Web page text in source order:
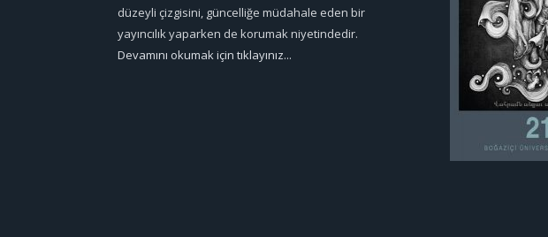
düzeyli çizgisini, güncelliğe müdahale eden bir
yayıncılık yaparken de korumak niyetindedir.
Devamını okumak için tıklayınız...